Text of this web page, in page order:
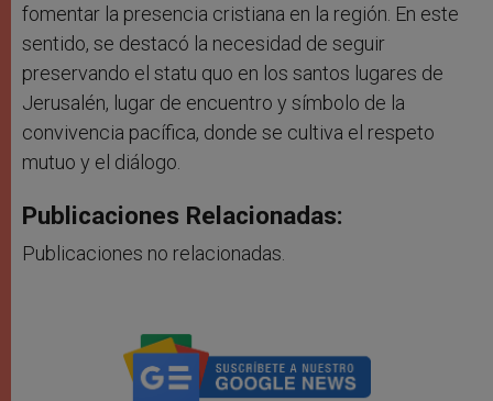
fomentar la presencia cristiana en la región. En este
sentido, se destacó la necesidad de seguir
preservando el statu quo en los santos lugares de
Jerusalén, lugar de encuentro y símbolo de la
convivencia pacífica, donde se cultiva el respeto
mutuo y el diálogo.
Publicaciones Relacionadas:
Publicaciones no relacionadas.